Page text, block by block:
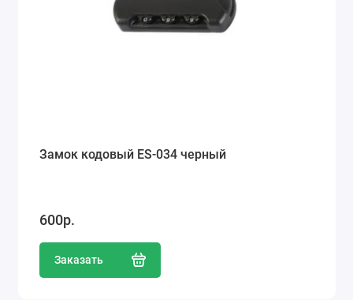
Замок кодовый ES-034 черный
600р.
Заказать